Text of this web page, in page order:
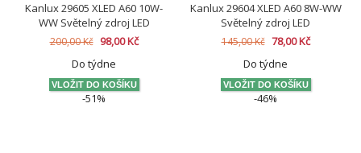
Kanlux 29605 XLED A60 10W-
WW Světelný zdroj LED
200,00 Kč 98,00 Kč
Do týdne
-51%
Kanlux 29604 XLED A60 8W-WW
Světelný zdroj LED
145,00 Kč 78,00 Kč
Do týdne
-46%